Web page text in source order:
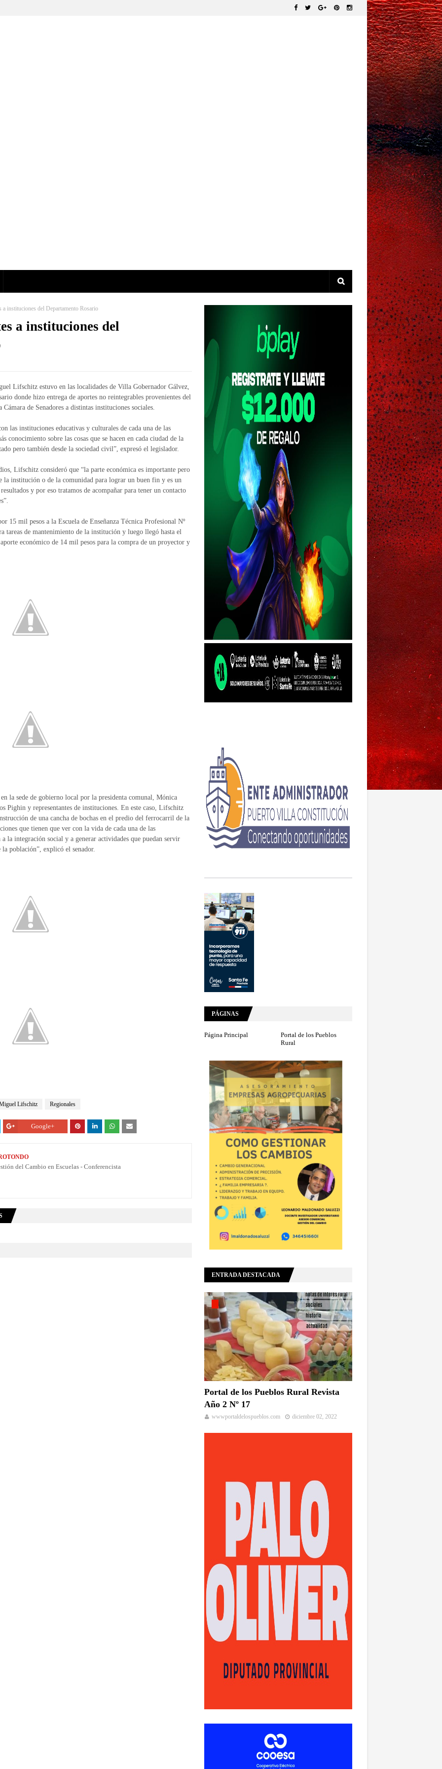
a instituciones del Departamento Rosario
a instituciones del
Lifschitz estuvo en las localidades de Villa Gobernador Gálvez,
donde hizo entrega de aportes no reintegrables provenientes del
de Senadores a distintas instituciones sociales.
las instituciones educativas y culturales de cada una de las
conocimiento sobre las cosas que se hacen en cada ciudad de la
pero también desde la sociedad civil”, expresó el legislador.
Lifschitz consideró que “la parte económica es importante pero
la institución o de la comunidad para lograr un buen fin y es un
y por eso tratamos de acompañar para tener un contacto
15 mil pesos a la Escuela de Enseñanza Técnica Profesional Nº
tareas de mantenimiento de la institución y luego llegó hasta el
económico de 14 mil pesos para la compra de un proyector y
la sede de gobierno local por la presidenta comunal, Mónica
Pighin y representantes de instituciones. En este caso, Lifschitz
de una cancha de bochas en el predio del ferrocarril de la
que tienen que ver con la vida de cada una de las
a la integración social y a generar actividades que puedan servir
población”, explicó el senador.
Lifschitz Regionales
Google+
del Cambio en Escuelas - Conferencista
PÁGINAS
Página Principal
Portal de los Pueblos
Rural
ENTRADA DESTACADA
Portal de los Pueblos Rural Revista
Año 2 Nº 17
wwwportaldelospueblos.com diciembre 02, 2022